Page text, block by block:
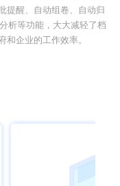
提醒、自动组卷、自动归
析等功能，大大减轻了档
企业的工作效率。